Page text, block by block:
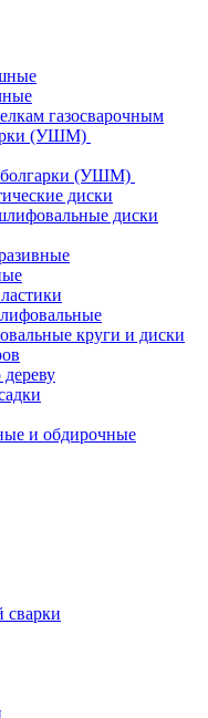
газосварочным
(УШМ)
болгарки (УШМ)
диски
диски
круги и диски
и обдирочные
сварки